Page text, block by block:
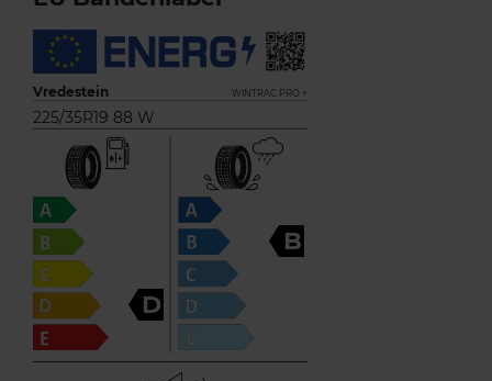
Vredestein WINTRAC PRO +
225/35R19 88 W
D
B